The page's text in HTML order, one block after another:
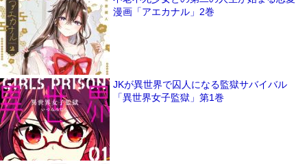
漫画「アエカナル」2巻
JKが異世界で囚人になる監獄サバイバル
「異世界女子監獄」第1巻